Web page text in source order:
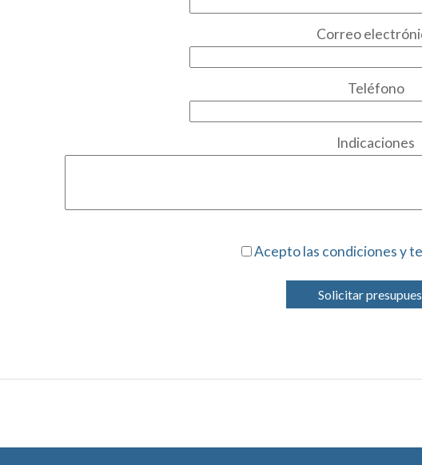
Correo
Teléfono
Indicaciones
Acepto las condiciones y
Solicitar